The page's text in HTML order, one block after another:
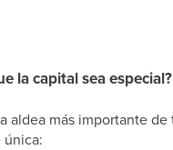
la capital sea especial?
aldea más importante
única: